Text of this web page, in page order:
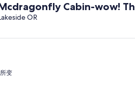
Cabin-wow!
OR
变